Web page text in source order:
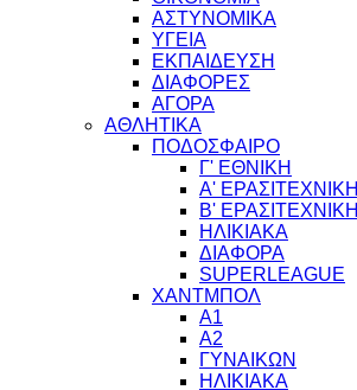
ΑΣΤΥΝΟΜΙΚΑ
ΥΓΕΙΑ
ΕΚΠΑΙΔΕΥΣΗ
ΔΙΑΦΟΡΕΣ
ΑΓΟΡΑ
ΑΘΛΗΤΙΚΑ
ΠΟΔΟΣΦΑΙΡΟ
Γ' ΕΘΝΙΚΗ
Α' ΕΡΑΣΙΤΕΧΝΙΚΗ
Β' ΕΡΑΣΙΤΕΧΝΙΚΗ
ΗΛΙΚΙΑΚΑ
ΔΙΑΦΟΡΑ
SUPERLEAGUE
ΧΑΝΤΜΠΟΛ
Α1
Α2
ΓΥΝΑΙΚΩΝ
ΗΛΙΚΙΑΚΑ